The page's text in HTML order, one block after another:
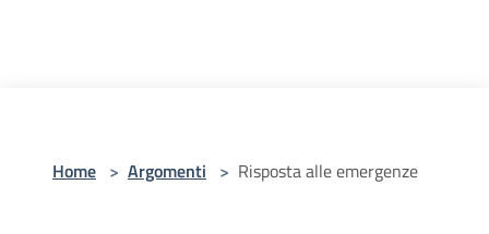
Home > Argomenti > Risposta alle emergenze